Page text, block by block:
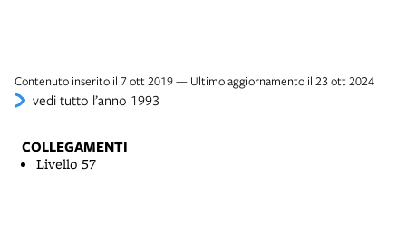
Contenuto inserito il 7 ott 2019 — Ultimo aggiornamento il 23 ott 2024
vedi tutto l’anno 1993
COLLEGAMENTI
Livello 57